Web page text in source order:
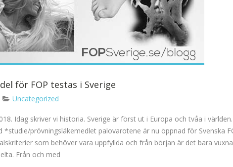
för FOP testas i Sverige
Uncategorized
Idag skriver vi historia. Sverige är först ut i Europa och tvåa i
*studie/prövningsläkemedlet palovarotene är nu öppnad för Svenska
som behöver vara uppfyllda och från början är det bara
Från och med